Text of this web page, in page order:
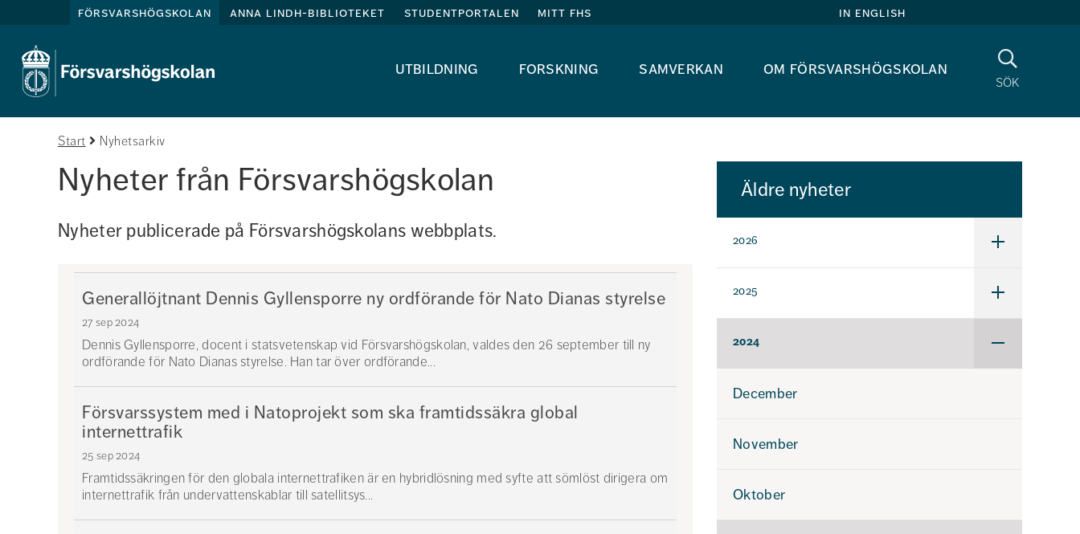
försvarshögskolan anna lindh-biblioteket studentportalen mitt fhs in english
utbildning forskning samverkan om försvarshögskolan
sök
Sök
Start Nyhetsarkiv
Nyheter från Försvarshögskolan
Nyheter publicerade på Försvarshögskolans webbplats.
Generallöjtnant Dennis Gyllensporre ny ordförande för Nato Dianas styrelse
27 sep 2024
Dennis Gyllensporre, docent i statsvetenskap vid Försvarshögskolan, valdes den 26 september till ny
ordförande för Nato Dianas styrelse. Han tar över ordförande...
Försvarssystem med i Natoprojekt som ska framtidssäkra global
internettrafik
25 sep 2024
Framtidssäkringen för den globala internettrafiken är en hybridlösning med syfte att sömlöst dirigera om
internettrafik från undervattenskablar till satellitsys...
Äldre nyheter
2026
Undermeny
2025
Undermeny
2024
December
November
Oktober